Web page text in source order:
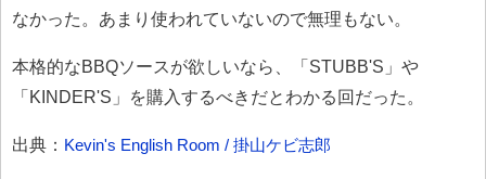
なかった。あまり使われていないので無理もない。
本格的なBBQソースが欲しいなら、「STUBB'S」や
「KINDER'S」を購入するべきだとわかる回だった。
出典： Kevin's English Room / 掛山ケビ志郎